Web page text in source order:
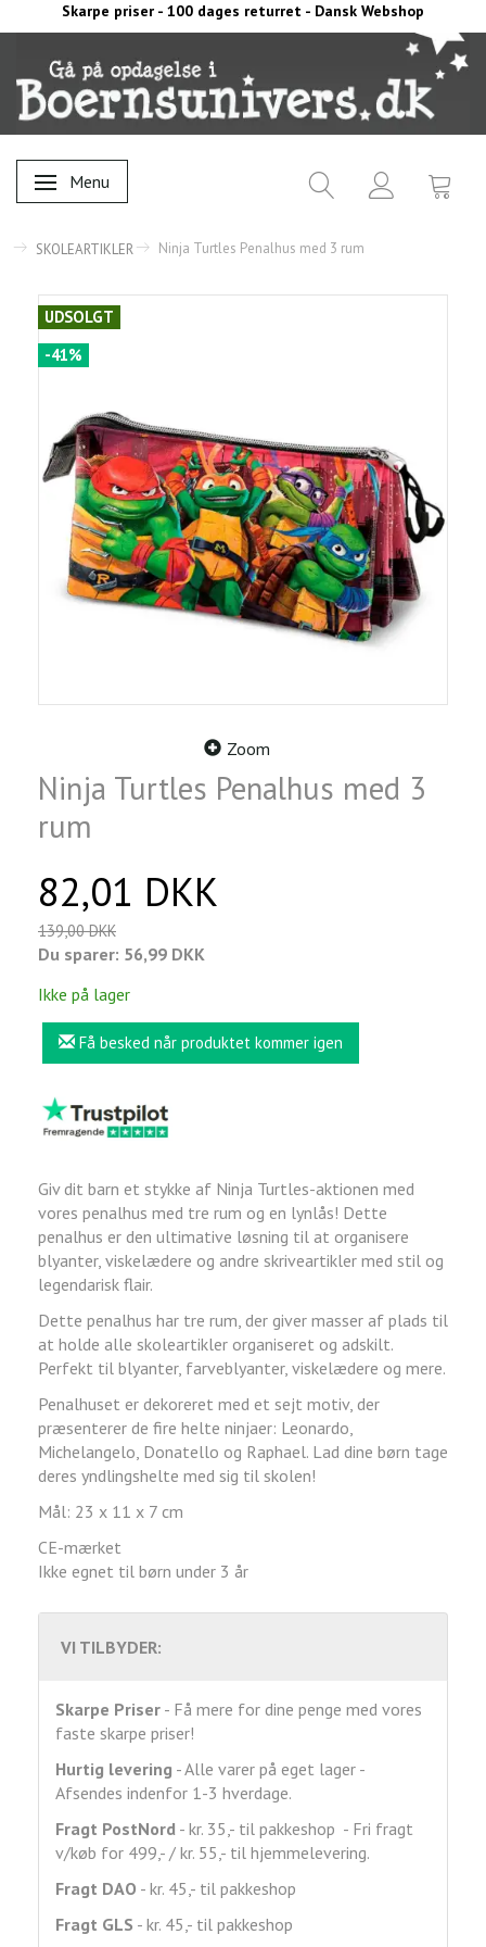
Skarpe priser - 100 dages returret - Dansk Webshop
Skifte navigation
Menu
SKOLEARTIKLER Ninja Turtles Penalhus med 3 rum
UDSOLGT
-41%
Zoom
Ninja Turtles Penalhus med 3
rum
82,01 DKK
139,00 DKK
Du sparer: 56,99 DKK
Ikke på lager
Få besked når produktet kommer igen
Giv dit barn et stykke af Ninja Turtles-aktionen med
vores penalhus med tre rum og en lynlås! Dette
penalhus er den ultimative løsning til at organisere
blyanter, viskelædere og andre skriveartikler med stil og
legendarisk flair.
Dette penalhus har tre rum, der giver masser af plads til
at holde alle skoleartikler organiseret og adskilt.
Perfekt til blyanter, farveblyanter, viskelædere og mere.
Penalhuset er dekoreret med et sejt motiv, der
præsenterer de fire helte ninjaer: Leonardo,
Michelangelo, Donatello og Raphael. Lad dine børn tage
deres yndlingshelte med sig til skolen!
Mål: 23 x 11 x 7 cm
CE-mærket
Ikke egnet til børn under 3 år
VI TILBYDER:
Skarpe Priser - Få mere for dine penge med vores
faste skarpe priser!
Hurtig levering - Alle varer på eget lager -
Afsendes indenfor 1-3 hverdage.
Fragt PostNord - kr. 35,- til pakkeshop - Fri fragt
v/køb for 499,- / kr. 55,- til hjemmelevering.
Fragt DAO - kr. 45,- til pakkeshop
Fragt GLS - kr. 45,- til pakkeshop